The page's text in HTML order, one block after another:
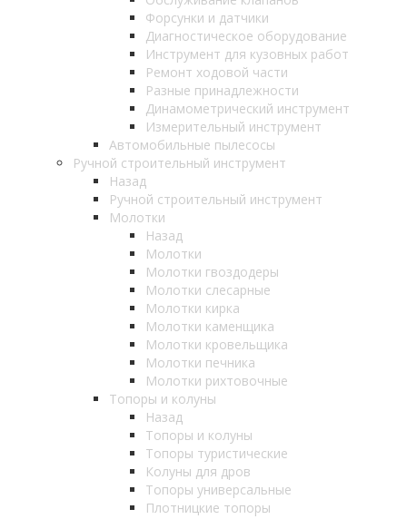
Форсунки и датчики
Диагностическое оборудование
Инструмент для кузовных работ
Ремонт ходовой части
Разные принадлежности
Динамометрический инструмент
Измерительный инструмент
Автомобильные пылесосы
Ручной строительный инструмент
Назад
Ручной строительный инструмент
Молотки
Назад
Молотки
Молотки гвоздодеры
Молотки слесарные
Молотки кирка
Молотки каменщика
Молотки кровельщика
Молотки печника
Молотки рихтовочные
Топоры и колуны
Назад
Топоры и колуны
Топоры туристические
Колуны для дров
Топоры универсальные
Плотницкие топоры